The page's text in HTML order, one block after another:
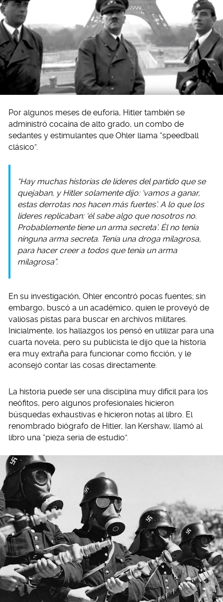
Por algunos meses de euforia, Hitler también se
administró cocaína de alto grado, un combo de
sedantes y estimulantes que Ohler llama “speedball
clásico”.
“Hay muchas historias de líderes del partido que se
quejaban, y Hitler solamente dijo: ‘vamos a ganar,
estas derrotas nos hacen más fuertes’. A lo que los
líderes replicaban: ‘él sabe algo que nosotros no.
Probablemente tiene un arma secreta’. Él no tenía
ninguna arma secreta. Tenía una droga milagrosa,
para hacer creer a todos que tenía un arma
milagrosa”.
En su investigación, Ohler encontró pocas fuentes; sin
embargo, buscó a un académico, quien le proveyó de
valiosas pistas para buscar en archivos militares.
Inicialmente, los hallazgos los pensó en utilizar para una
cuarta novela, pero su publicista le dijo que la historia
era muy extraña para funcionar como ficción, y le
aconsejó contar las cosas directamente.
La historia puede ser una disciplina muy difícil para los
neófitos, pero algunos profesionales hicieron
búsquedas exhaustivas e hicieron notas al libro. El
renombrado biógrafo de Hitler, Ian Kershaw, llamó al
libro una “pieza seria de estudio”.